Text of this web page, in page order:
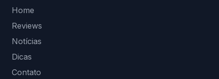
Home
Reviews
Notícias
Dicas
Contato